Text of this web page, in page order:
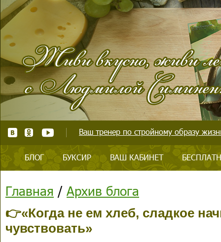
Ваш тренер по стройному образу
БЛОГ БУКСИР ВАШ КАБИНЕТ
Главная / Архив блога
👉«Когда не ем хлеб, сладкое
чувствовать»